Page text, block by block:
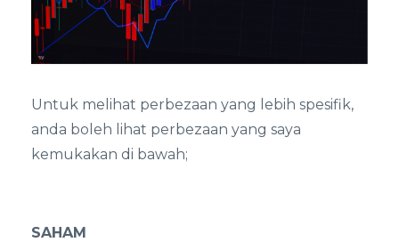
Untuk melihat perbezaan yang lebih spesifik,
anda boleh lihat perbezaan yang saya
kemukakan di bawah;
SAHAM